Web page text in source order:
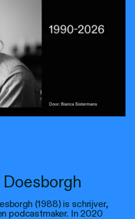
Doesborgh
(1988) is schrijver,
podcastmaker. In 2020